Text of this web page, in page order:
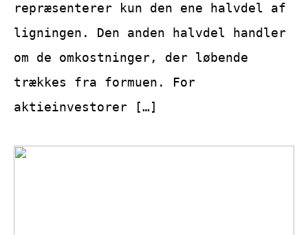
repræsenterer kun den ene halvdel af
ligningen. Den anden halvdel handler
om de omkostninger, der løbende
trækkes fra formuen. For
aktieinvestorer […]